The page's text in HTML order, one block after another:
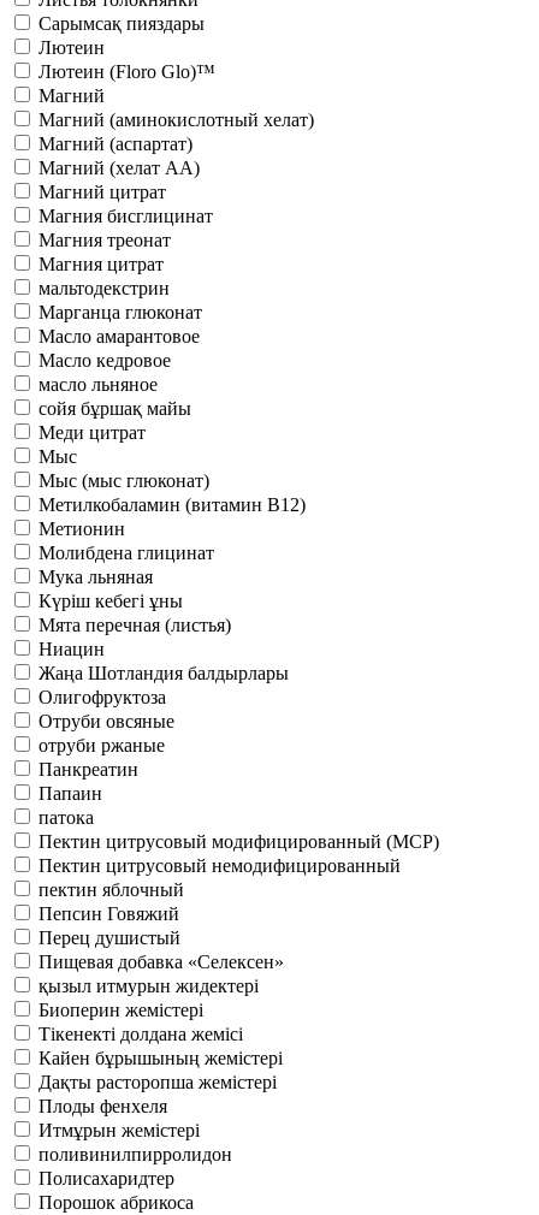
Сарымсақ пияздары
Лютеин
Лютеин (Floro Glo)™
Магний
Магний (аминокислотный хелат)
Магний (аспартат)
Магний (хелат АА)
Магний цитрат
Магния бисглицинат
Магния треонат
Магния цитрат
мальтодекстрин
Марганца глюконат
Масло амарантовое
Масло кедровое
масло льняное
сойя бұршақ майы
Меди цитрат
Мыс
Мыс (мыс глюконат)
Метилкобаламин (витамин В12)
Метионин
Молибдена глицинат
Мука льняная
Күріш кебегі ұны
Мята перечная (листья)
Ниацин
Жаңа Шотландия балдырлары
Олигофруктоза
Отруби овсяные
отруби ржаные
Панкреатин
Папаин
патока
Пектин цитрусовый модифицированный (MCP)
Пектин цитрусовый немодифицированный
пектин яблочный
Пепсин Говяжий
Перец душистый
Пищевая добавка «Селексен»
қызыл итмурын жидектері
Биоперин жемістері
Тікенекті долдана жемісі
Кайен бұрышының жемістері
Дақты расторопша жемістері
Плоды фенхеля
Итмұрын жемістері
поливинилпирролидон
Полисахаридтер
Порошок абрикоса